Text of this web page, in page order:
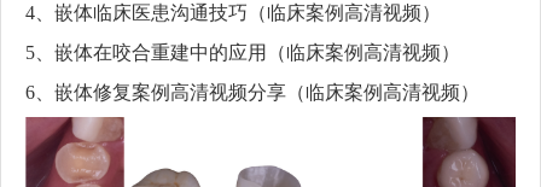
4、嵌体临床医患沟通技巧（临床案例高清视频）
5、嵌体在咬合重建中的应用（临床案例高清视频）
6、嵌体修复案例高清视频分享（临床案例高清视频）